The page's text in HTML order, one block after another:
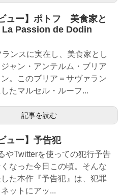
ュー】ポトフ 美食家と
La Passion de Dodin
ンスに実在し、美食家とし
ャン・アンテルム・ブリア
ン。このブリア＝サヴァラン
たマルセル・ルーフ...
記事を読む
ュー】予告犯
やTwitterを使っての犯行予告
なった今日この頃。そんな
た本作『予告犯』は、犯罪
ットにアッ...